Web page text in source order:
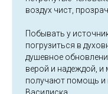
воздух чист,
Побывать у
погрузиться в
душевное
верой и надеждой, и
получают помощь и